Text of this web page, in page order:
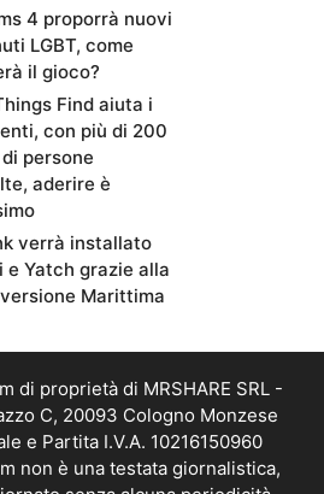
4 proporrà nuovi
LGBT, come
il gioco?
Find aiuta i
con più di 200
persone
aderire è
verrà installato
e Yatch grazie alla
Marittima
di proprietà di MRSHARE SRL -
C, 20093 Cologno Monzese
e Partita I.V.A. 10216150960
non è una testata giornalistica,